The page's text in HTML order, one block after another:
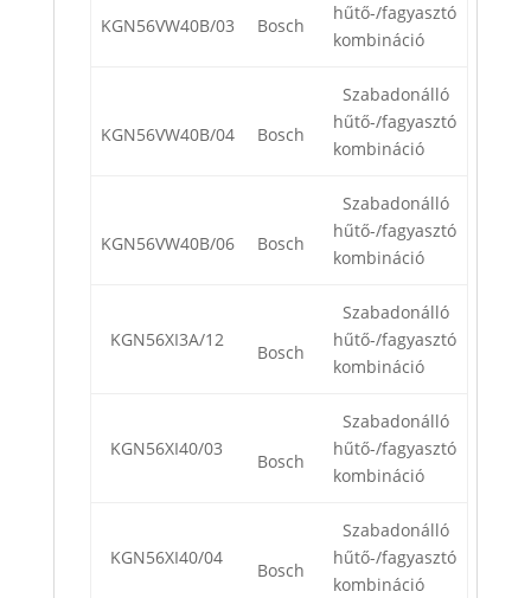
KGN56VW40B/03 Bosch
hűtő-/fagyasztó
kombináció
KGN56VW40B/04 Bosch
Szabadonálló
hűtő-/fagyasztó
kombináció
KGN56VW40B/06 Bosch
Szabadonálló
hűtő-/fagyasztó
kombináció
KGN56XI3A/12
Bosch
Szabadonálló
hűtő-/fagyasztó
kombináció
KGN56XI40/03
Bosch
Szabadonálló
hűtő-/fagyasztó
kombináció
KGN56XI40/04
Bosch
Szabadonálló
hűtő-/fagyasztó
kombináció